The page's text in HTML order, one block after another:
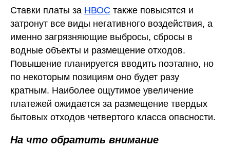
Ставки платы за НВОС также повысятся и
затронут все виды негативного воздействия, а
именно загрязняющие выбросы, сбросы в
водные объекты и размещение отходов.
Повышение планируется вводить поэтапно, но
по некоторым позициям оно будет разу
кратным. Наиболее ощутимое увеличение
платежей ожидается за размещение твердых
бытовых отходов четвертого класса опасности.
На что обратить внимание